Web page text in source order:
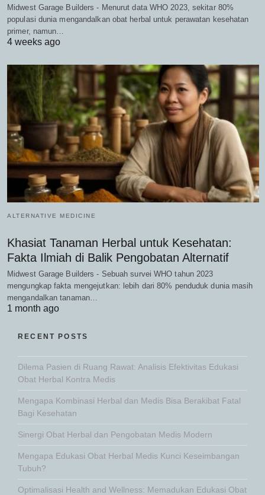
Midwest Garage Builders - Menurut data WHO 2023, sekitar 80%
populasi dunia mengandalkan obat herbal untuk perawatan kesehatan
primer, namun…
4 weeks ago
ALTERNATIVE MEDICINE
Khasiat Tanaman Herbal untuk Kesehatan:
Fakta Ilmiah di Balik Pengobatan Alternatif
Midwest Garage Builders - Sebuah survei WHO tahun 2023
mengungkap fakta mengejutkan: lebih dari 80% penduduk dunia masih
mengandalkan tanaman…
1 month ago
RECENT POSTS
Dilema Pasien di Ruang Rawat: Analisis Efektivitas Edukasi
Obat Herbal Kontra Medis
Mengapa Kombinasi Herbal dan Medis Bisa Berakibat Fatal
Bagi Kesehatan
Sinergi Obat Herbal dan Pengobatan Medis Modern
Mengapa Edukasi Obat Herbal Medis Kunci Keseimbangan
Tubuh?
Optimalisasi Health and Wellness: Memadukan Edukasi Obat